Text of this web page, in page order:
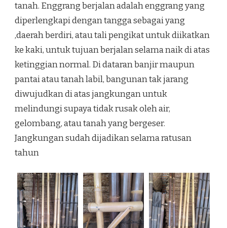
tanah. Enggrang berjalan adalah enggrang yang
diperlengkapi dengan tangga sebagai yang
,daerah berdiri, atau tali pengikat untuk diikatkan
ke kaki, untuk tujuan berjalan selama naik di atas
ketinggian normal. Di dataran banjir maupun
pantai atau tanah labil, bangunan tak jarang
diwujudkan di atas jangkungan untuk
melindungi supaya tidak rusak oleh air,
gelombang, atau tanah yang bergeser.
Jangkungan sudah dijadikan selama ratusan
tahun